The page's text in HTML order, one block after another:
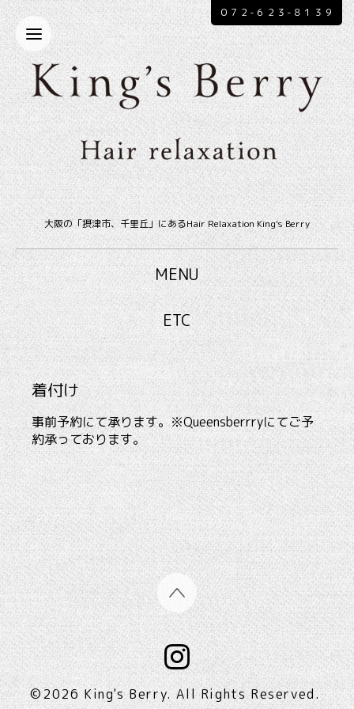
大阪の「摂津市、千里丘」にあるHair Relaxation King's Berry
０７２-６２３-８１３９
MENU
ETC
着付け
事前予約にて承ります。※Queensberrryにてご予
約承っております。
©2026King's Berry. All Rights Reserved.